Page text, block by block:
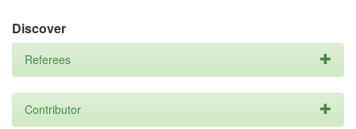
Discover
Referees
Contributor